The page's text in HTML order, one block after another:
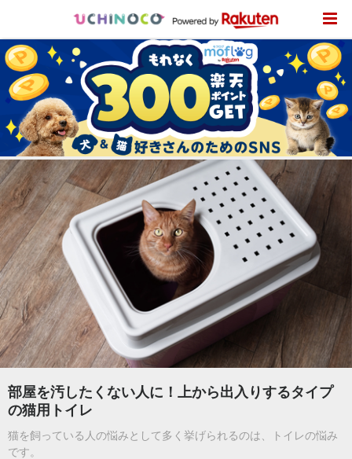
部屋を汚したくない人に！上から出入りするタイプ
の猫用トイレ
猫を飼っている人の悩みとして多く挙げられるのは、トイレの悩み
です。